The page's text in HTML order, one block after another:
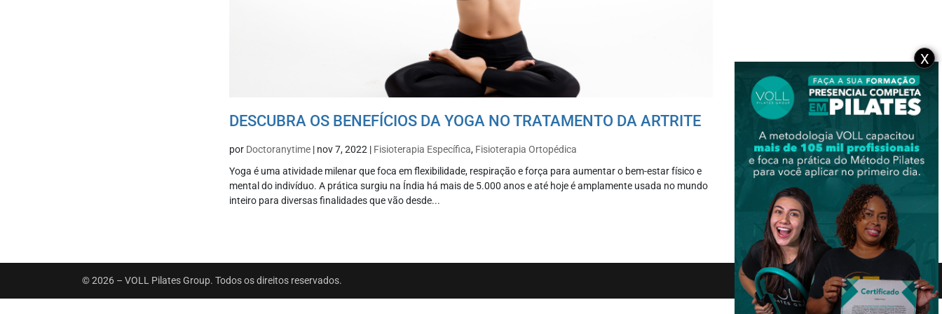
DESCUBRA OS BENEFÍCIOS DA YOGA NO TRATAMENTO DA ARTRITE
por Doctoranytime | nov 7, 2022 | Fisioterapia Específica, Fisioterapia Ortopédica
Yoga é uma atividade milenar que foca em flexibilidade, respiração e força para aumentar o bem-estar físico e
mental do indivíduo. A prática surgiu na Índia há mais de 5.000 anos e até hoje é amplamente usada no mundo
inteiro para diversas finalidades que vão desde...
© 2026 – VOLL Pilates Group. Todos os direitos reservados.
X